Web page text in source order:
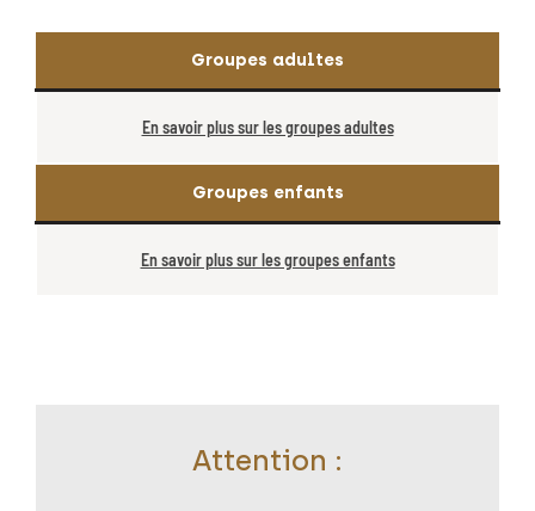
Groupes adultes
En savoir plus sur les groupes adultes
Groupes enfants
En savoir plus sur les groupes enfants
Attention :